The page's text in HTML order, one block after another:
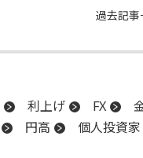
過去記事
利上げ FX
円高 個人投資家